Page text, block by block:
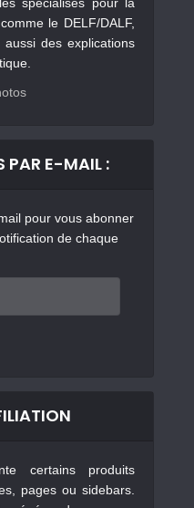
le DELF/DALF,
des explications
PAR E-MAIL :
pour vous abonner
de chaque
certains produits
pages ou sidebars.